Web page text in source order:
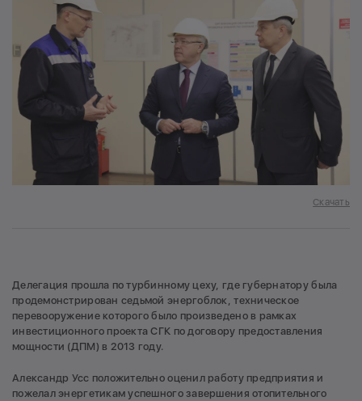
Скачать
Делегация прошла по турбинному цеху, где губернатору была
продемонстрирован седьмой энергоблок, техническое
перевооружение которого было произведено в рамках
инвестиционного проекта СГК по договору предоставления
мощности (ДПМ) в 2013 году.
Александр Усс положительно оценил работу предприятия и
пожелал энергетикам успешного завершения отопительного